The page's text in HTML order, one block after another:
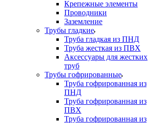
Крепежные элементы
Проводники
Заземление
Трубы гладкие
Труба гладкая из ПНД
Труба жесткая из ПВХ
Аксессуары для жестких
труб
Трубы гофрированные
Труба гофрированная из
ПНД
Труба гофрированная из
ПВХ
Труба гофрированная из